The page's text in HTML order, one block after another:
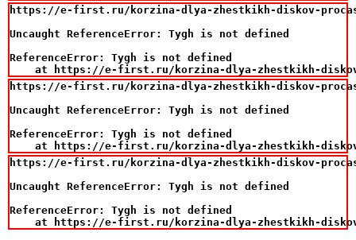
https://e-first.ru/korzina-dlya-zhestkikh-diskov-procase-
Uncaught ReferenceError: Tygh is not defined
ReferenceError: Tygh is not defined
at https://e-first.ru/korzina-dlya-zhestkikh-
https://e-first.ru/korzina-dlya-zhestkikh-diskov-procase-
Uncaught ReferenceError: Tygh is not defined
ReferenceError: Tygh is not defined
at https://e-first.ru/korzina-dlya-zhestkikh-
https://e-first.ru/korzina-dlya-zhestkikh-diskov-procase-
Uncaught ReferenceError: Tygh is not defined
ReferenceError: Tygh is not defined
at https://e-first.ru/korzina-dlya-zhestkikh-